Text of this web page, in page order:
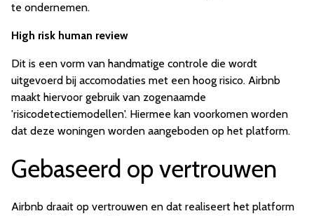
te ondernemen.
High risk human review
Dit is een vorm van handmatige controle die wordt
uitgevoerd bij accomodaties met een hoog risico. Airbnb
maakt hiervoor gebruik van zogenaamde
'risicodetectiemodellen'. Hiermee kan voorkomen worden
dat deze woningen worden aangeboden op het platform.
Gebaseerd op vertrouwen
Airbnb draait op vertrouwen en dat realiseert het platform